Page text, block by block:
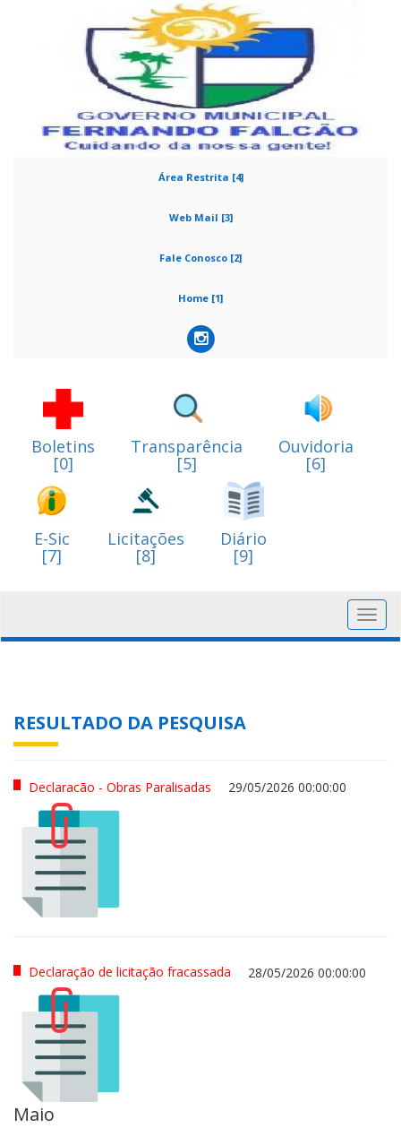
Área Restrita [4]
Web Mail [3]
Fale Conosco [2]
Home [1]
Boletins
[0]
Transparência
[5]
Ouvidoria
[6]
E-Sic
[7]
Licitações
[8]
Diário
[9]
RESULTADO DA PESQUISA
Declaracão - Obras Paralisadas 29/05/2026 00:00:00
Declaração de licitação fracassada 28/05/2026 00:00:00
Maio